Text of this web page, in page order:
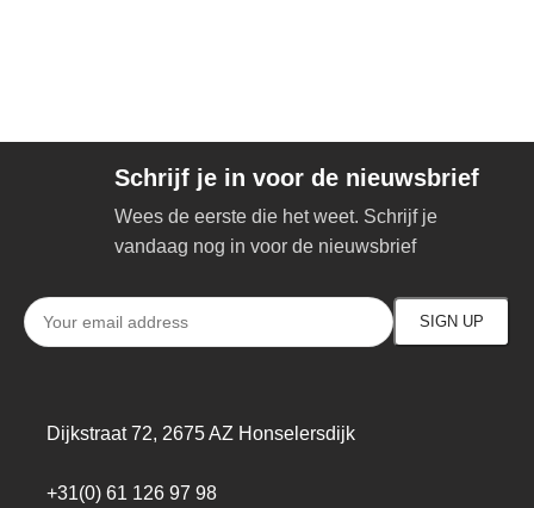
Schrijf je in voor de nieuwsbrief
Wees de eerste die het weet. Schrijf je
vandaag nog in voor de nieuwsbrief
Dijkstraat 72, 2675 AZ Honselersdijk
+31(0) 61 126 97 98